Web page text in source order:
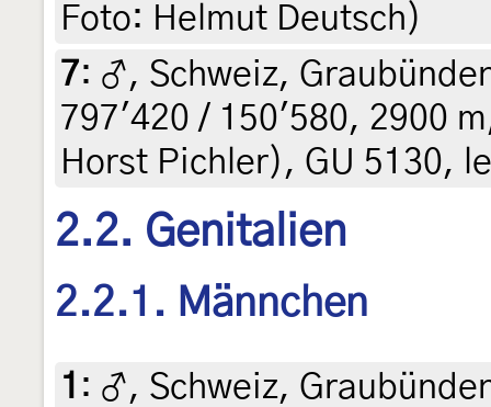
Foto: Helmut Deutsch)
7: ♂, Schweiz,
797'420 / 150'580, 2900
Horst Pichler), GU 5130,
2.2. Genitalien
2.2.1. Männchen
1 : ♂, Schweiz,